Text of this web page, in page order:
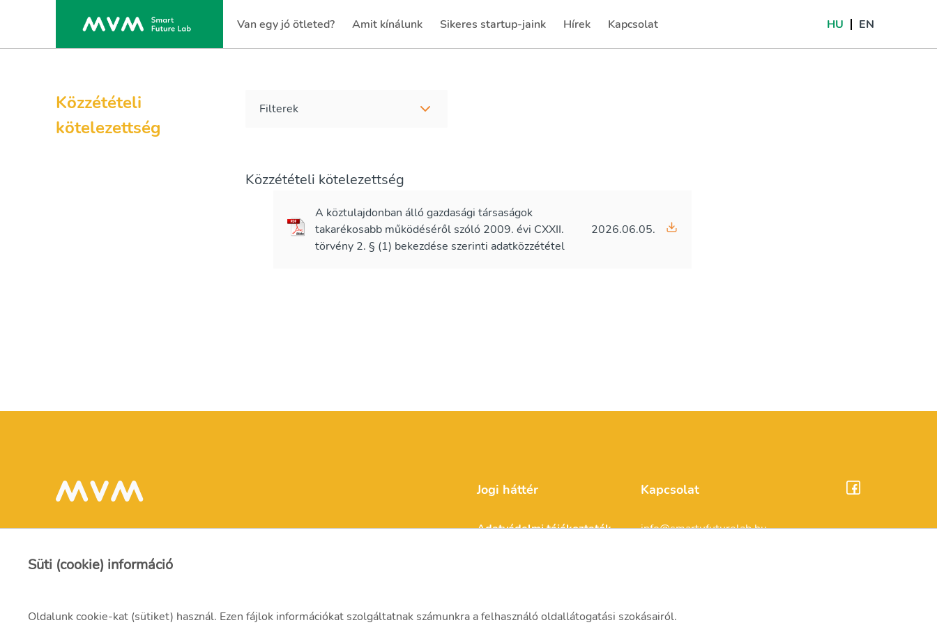
Van egy jó ötleted?
(current) Amit kínálunk
(current) Sikeres startup-jaink
(current) Hírek
(current) Kapcsolat
(current) HU EN
Közzétételi
kötelezettség
Filterek
Közzétételi kötelezettség
A köztulajdonban álló gazdasági társaságok
takarékosabb működéséről szóló 2009. évi CXXII.
törvény 2. § (1) bekezdése szerinti adatközzététel
2026.06.05.
Jogi háttér
Adatvédelmi tájékoztatók
Kapcsolat
info@smartufuturelab.hu
Süti (cookie) információ
Oldalunk cookie-kat (sütiket) használ. Ezen fájlok információkat szolgáltatnak számunkra a felhasználó oldallátogatási szokásairól.